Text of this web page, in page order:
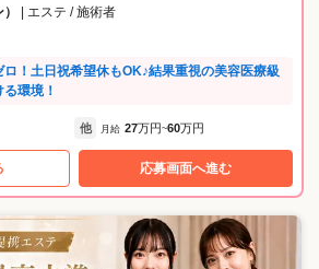
ピストもその一部として、お客様に“本物の癒
ジ」等の本格技術を、1つひとつ習得できるよ
成体制を整えています。 業界では珍しい、年単
けられる環境だからこそ、経験ゼロからで
| エステ / 施術者
！土日祝希望休もOK♪結果重視の美容医療級
環境！
他 月給 27万円~60万円
応募画面へ進む